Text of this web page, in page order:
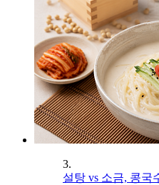
3.
설탕 vs 소금, 콩국